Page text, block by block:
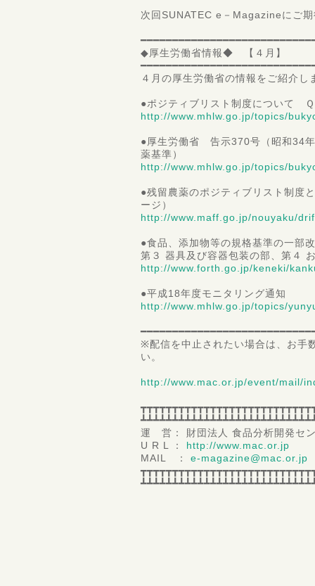
次回SUNATEC e－Magazineにご
◆厚生労働省情報◆ 【４月】
４月の厚生労働省の情報をご紹介し
●ポジティブリスト制度について
http://www.mhlw.go.jp/topics/
●厚生労働省 告示370号（昭和34
薬基準）
http://www.mhlw.go.jp/topics/
●残留農薬のポジティブリスト制度
ージ）
http://www.maff.go.jp/nouyaku/
●食品、添加物等の規格基準の一部
第３ 器具及び容器包装の部、第４
http://www.forth.go.jp/keneki/
●平成18年度モニタリング通知
http://www.mhlw.go.jp/topics/
※配信を中止されたい場合は、お手
い。
http://www.mac.or.jp/event/mail/
運 営： 財団法人 食品分析開発セ
U R L ： http://www.mac.or.jp
MAIL ： e-magazine@mac.or.jp